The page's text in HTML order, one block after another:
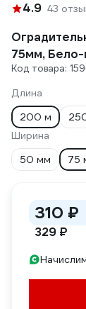
4.9 43
75мм,
Код товара:
Длина
200 м
Ширина
50 мм
75
310 ₽
329 ₽